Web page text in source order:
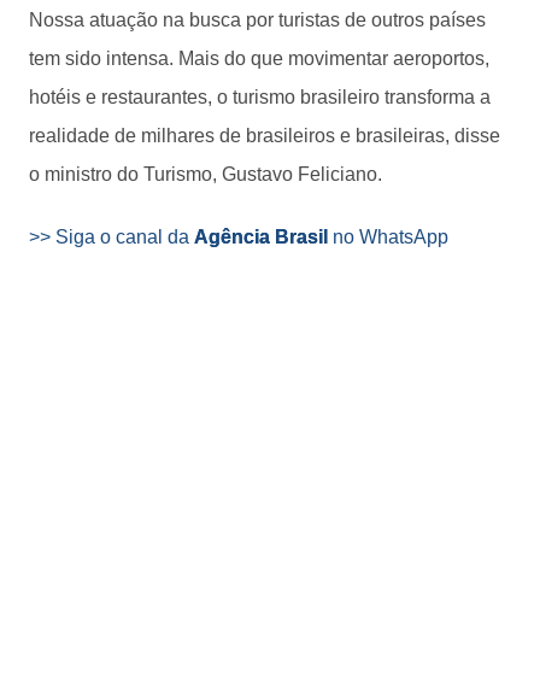
Nossa atuação na busca por turistas de outros países
tem sido intensa. Mais do que movimentar aeroportos,
hotéis e restaurantes, o turismo brasileiro transforma a
realidade de milhares de brasileiros e brasileiras, disse
o ministro do Turismo, Gustavo Feliciano.
>> Siga o canal da Agência Brasil no WhatsApp